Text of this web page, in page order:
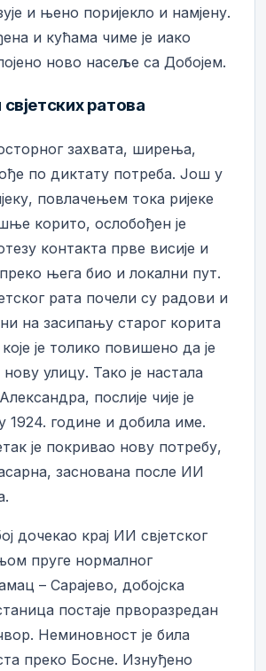
и њено поријекло и намјену.
и кућама чиме је иако
ново насеље са Добојем.
ратова
захвата, ширења,
по диктату потреба. Још у
повлачењем тока ријеке
корито, ослобођен је
контакта прве висије и
њега био и локални пут.
рата почели су радови и
на засипању старог корита
је толико повишено да је
улицу. Тако је настала
послије чије је
1924. године и добила име.
је покривао нову потребу,
заснована после ИИ
дочекао крај ИИ свјетског
пруге нормалног
– Сарајево, добојска
постаје прворазредан
Неминовност је била
преко Босне. Изнуђено